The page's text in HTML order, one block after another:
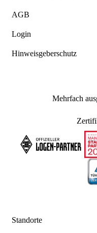
AGB
Login
Hinweisgeberschutz
Mehrfach
Standorte